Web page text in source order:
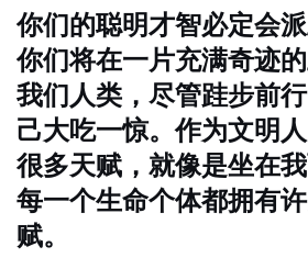
你们的聪明才智必定会
你们将在一片充满奇迹的
我们人类，尽管跬步前
己大吃一惊。作为文明
很多天赋，就像是坐在
每一个生命个体都拥有
赋。